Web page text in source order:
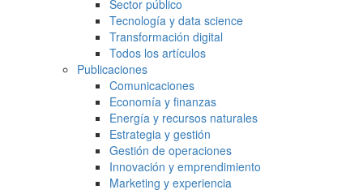
Sector público
Tecnología y data science
Transformación digital
Todos los artículos
Publicaciones
Comunicaciones
Economía y finanzas
Energía y recursos naturales
Estrategia y gestión
Gestión de operaciones
Innovación y emprendimiento
Marketing y experiencia